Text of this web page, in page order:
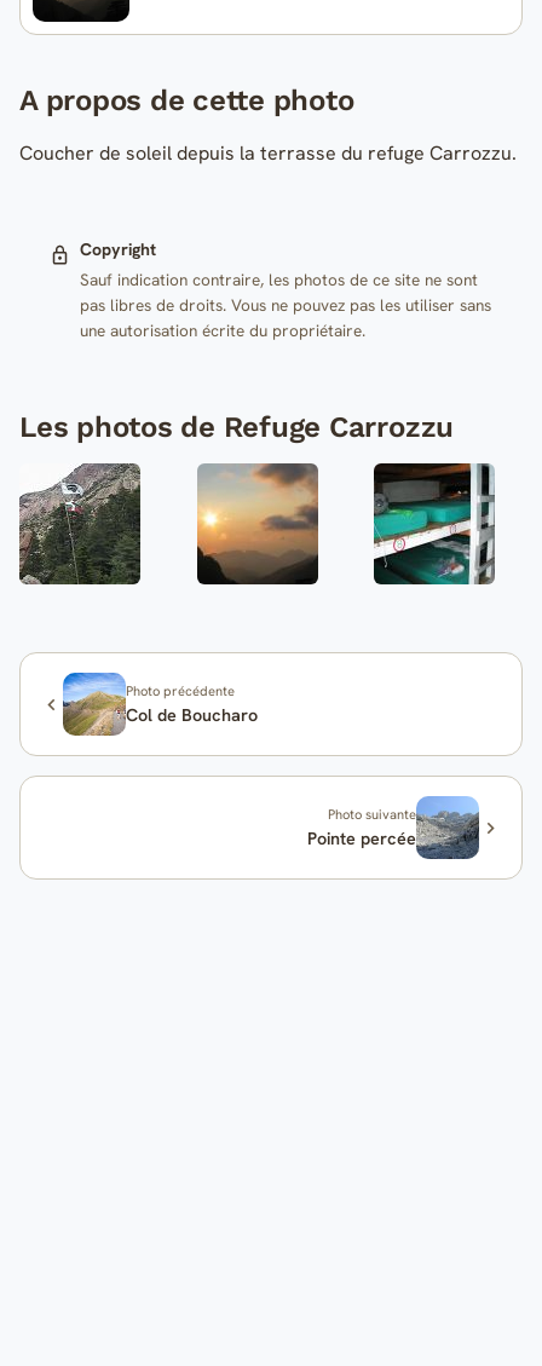
A propos de cette photo
Coucher de soleil depuis la terrasse du refuge Carrozzu.
Copyright
Sauf indication contraire, les photos de ce site ne sont
pas libres de droits. Vous ne pouvez pas les utiliser sans
une autorisation écrite du propriétaire.
Les photos de Refuge Carrozzu
Photo précédente
Col de Boucharo
Photo suivante
Pointe percée